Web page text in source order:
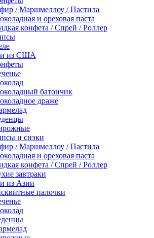
/ Маршмеллоу / Пастила
и ореховая паста
конфета / Спрей / Роллер
из США
батончик
драже
и снэки
/ Маршмеллоу / Пастила
и ореховая паста
конфета / Спрей / Роллер
завтраки
из Азии
палочки